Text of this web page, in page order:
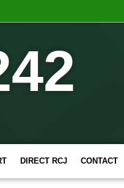
DIRECT RCJ CONTACT